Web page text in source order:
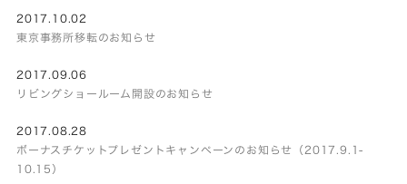
2017.10.02
東京事務所移転のお知らせ
2017.09.06
リビングショールーム開設のお知らせ
2017.08.28
ボーナスチケットプレゼントキャンペーンのお知らせ（2017.9.1-
10.15）